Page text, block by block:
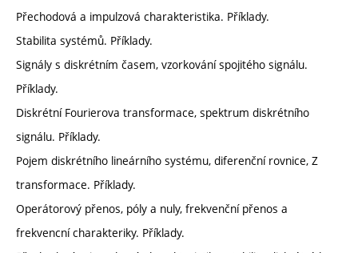
Přechodová a impulzová charakteristika. Příklady.
Stabilita systémů. Příklady.
Signály s diskrétním časem, vzorkování spojitého signálu.
Příklady.
Diskrétní Fourierova transformace, spektrum diskrétního
signálu. Příklady.
Pojem diskrétního lineárního systému, diferenční rovnice, Z
transformace. Příklady.
Operátorový přenos, póly a nuly, frekvenční přenos a
frekvencní charakteriky. Příklady.